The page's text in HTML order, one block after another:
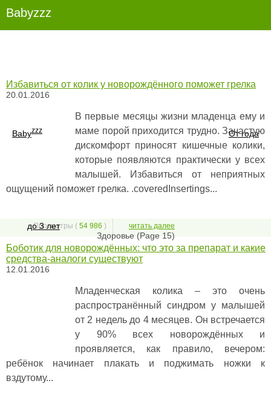
Babyzzz
Babyzzz От года
до 3 лет
Здоровье (Page 15)
Избавиться от колик у новорождённого поможет грелка
20.01.2016
В первые месяцы жизни младенца ему и
маме порой приходится трудно. Зачастую
дискомфорт приносят кишечные колики,
которые появляются практически у всех
малышей. Избавиться от неприятных
ощущений поможет грелка. .coveredInsertings...
Просмотры ( 54 986 ) читать далее
Боботик для новорождённых: что это за препарат и какие
средства-аналоги существуют
12.01.2016
Младенческая колика – это очень
распространённый синдром у малышей
от 2 недель до 4 месяцев. Он встречается
у 90% всех новорождённых и
проявляется, как правило, вечером:
ребёнок начинает плакать и поджимать ножки к
вздутому...